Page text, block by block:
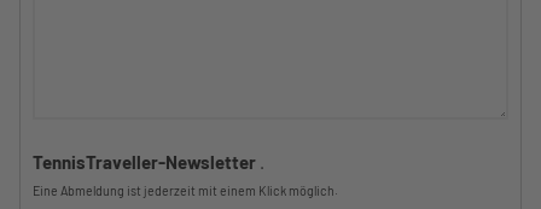
TennisTraveller-Newsletter .
Eine Abmeldung ist jederzeit mit einem Klick möglich.